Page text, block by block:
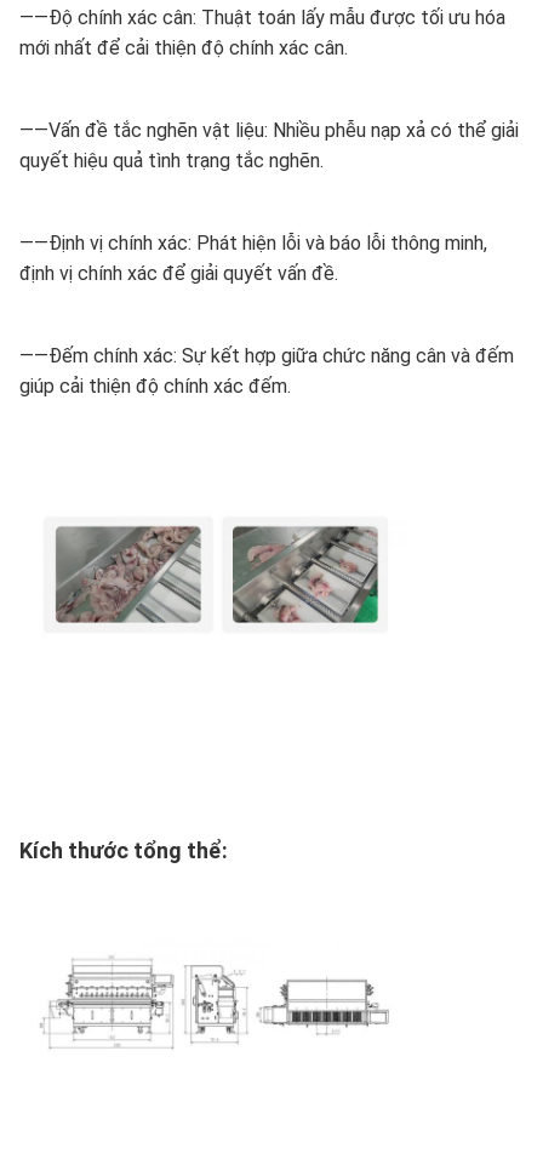
——Độ chính xác cân: Thuật toán lấy mẫu được tối ưu hóa
mới nhất để cải thiện độ chính xác cân.
——Vấn đề tắc nghẽn vật liệu: Nhiều phễu nạp xả có thể giải
quyết hiệu quả tình trạng tắc nghẽn.
——Định vị chính xác: Phát hiện lỗi và báo lỗi thông minh,
định vị chính xác để giải quyết vấn đề.
——Đếm chính xác: Sự kết hợp giữa chức năng cân và đếm
giúp cải thiện độ chính xác đếm.
Kích thước tổng thể: